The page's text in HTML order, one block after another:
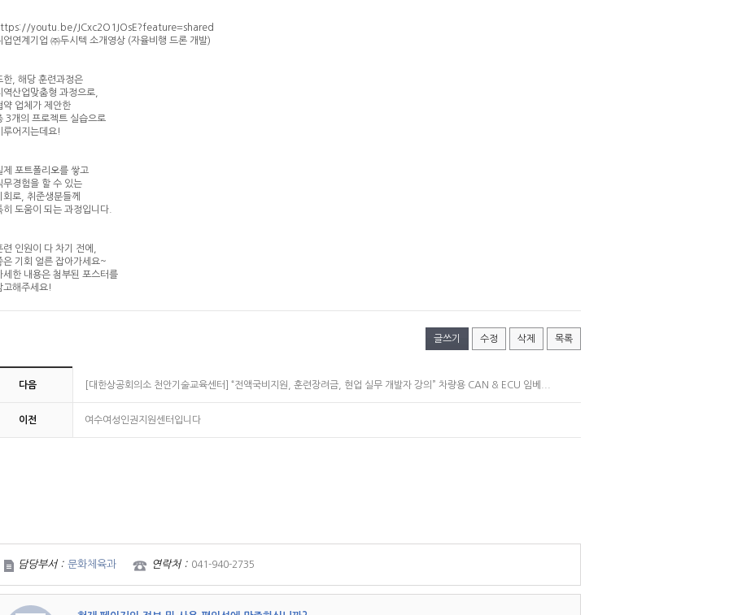
youtu.be/JCxc2O1JOsE?feature=shared
업연계기업 ㈜두시텍 소개영상 (자율비행 드론 개발)
한, 해당 훈련과정은
역산업맞춤형 과정으로,
약 업체가 제안한
3개의 프로젝트 실습으로
루어지는데요!
제 포트폴리오를 쌓고
무경험을 할 수 있는
회로, 취준생분들께
히 도움이 되는 과정입니다.
련 인원이 다 차기 전에,
은 기회 얼른 잡아가세요~
세한 내용은 첨부된 포스터를
고해주세요!
글쓰기 수정 삭제 목록
다음 [대한상공회의소 천안기술교육센터] “전액국비지원, 훈련장려금, 현업 실무 개발자 강의” 차량용 CAN & ECU 임베...
이전 여수여성인권지원센터입니다
담당부서 : 문화체육과 연락처 : 041-940-2735